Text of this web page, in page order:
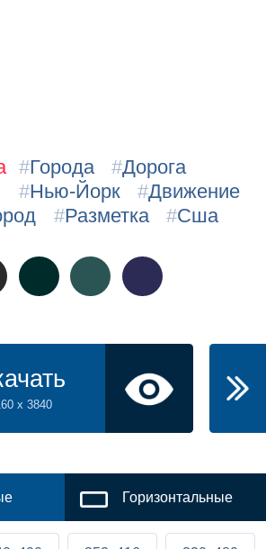
#Города #Дорога
#Нью-Йорк #Движение
#Разметка #Сша
x 3840
Горизонтальные